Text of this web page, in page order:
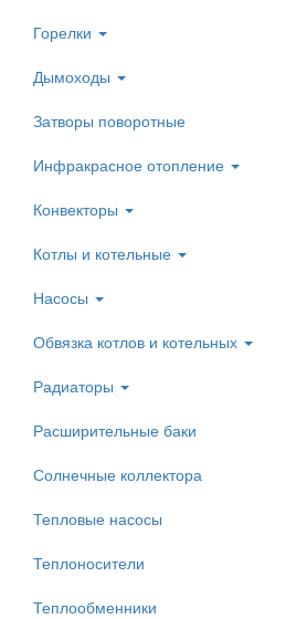
Горелки
Дымоходы
Затворы поворотные
Инфракрасное отопление
Конвекторы
Котлы и котельные
Насосы
Обвязка котлов и котельных
Радиаторы
Расширительные баки
Солнечные коллектора
Тепловые насосы
Теплоносители
Теплообменники